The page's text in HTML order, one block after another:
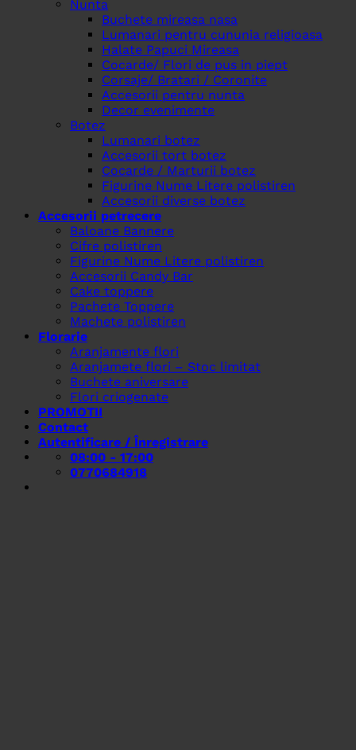
Nunta
Buchete mireasa nasa
Lumanari pentru cununia religioasa
Halate Papuci Mireasa
Cocarde/ Flori de pus in piept
Corsaje/ Bratari / Coronite
Accesorii pentru nunta
Decor evenimente
Botez
Lumanari botez
Accesorii tort botez
Cocarde / Marturii botez
Figurine Nume Litere polistiren
Accesorii diverse botez
Accesorii petrecere
Baloane Bannere
Cifre polistiren
Figurine Nume Litere polistiren
Accesorii Candy Bar
Cake toppere
Pachete Toppere
Machete polistiren
Florarie
Aranjamente flori
Aranjamete flori – Stoc limitat
Buchete aniversare
Flori criogenate
PROMOTII
Contact
Autentificare / Înregistrare
08:00 - 17:00
0770684918